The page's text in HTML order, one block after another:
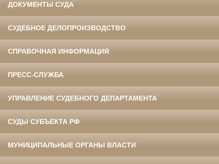
ДОКУМЕНТЫ СУДА
СУДЕБНОЕ ДЕЛОПРОИЗВОДСТВО
СПРАВОЧНАЯ ИНФОРМАЦИЯ
ПРЕСС-СЛУЖБА
УПРАВЛЕНИЕ СУДЕБНОГО ДЕПАРТАМЕНТА
СУДЫ СУБЪЕКТА РФ
МУНИЦИПАЛЬНЫЕ ОРГАНЫ ВЛАСТИ